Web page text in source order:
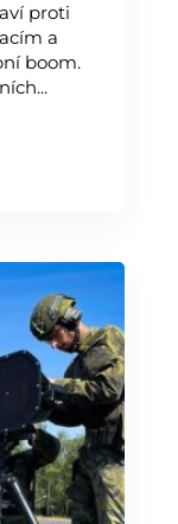
proti
a
boom.